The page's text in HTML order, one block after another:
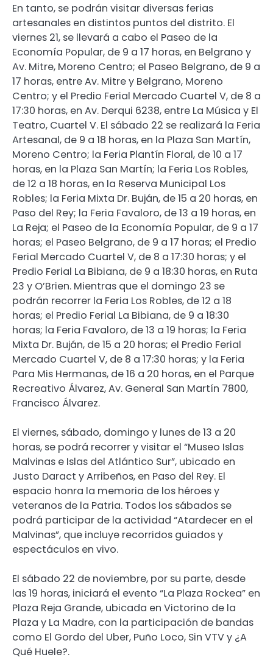
En tanto, se podrán visitar diversas ferias
artesanales en distintos puntos del distrito. El
viernes 21, se llevará a cabo el Paseo de la
Economía Popular, de 9 a 17 horas, en Belgrano y
Av. Mitre, Moreno Centro; el Paseo Belgrano, de 9 a
17 horas, entre Av. Mitre y Belgrano, Moreno
Centro; y el Predio Ferial Mercado Cuartel V, de 8 a
17:30 horas, en Av. Derqui 6238, entre La Música y El
Teatro, Cuartel V. El sábado 22 se realizará la Feria
Artesanal, de 9 a 18 horas, en la Plaza San Martín,
Moreno Centro; la Feria Plantín Floral, de 10 a 17
horas, en la Plaza San Martín; la Feria Los Robles,
de 12 a 18 horas, en la Reserva Municipal Los
Robles; la Feria Mixta Dr. Buján, de 15 a 20 horas, en
Paso del Rey; la Feria Favaloro, de 13 a 19 horas, en
La Reja; el Paseo de la Economía Popular, de 9 a 17
horas; el Paseo Belgrano, de 9 a 17 horas; el Predio
Ferial Mercado Cuartel V, de 8 a 17:30 horas; y el
Predio Ferial La Bibiana, de 9 a 18:30 horas, en Ruta
23 y O’Brien. Mientras que el domingo 23 se
podrán recorrer la Feria Los Robles, de 12 a 18
horas; el Predio Ferial La Bibiana, de 9 a 18:30
horas; la Feria Favaloro, de 13 a 19 horas; la Feria
Mixta Dr. Buján, de 15 a 20 horas; el Predio Ferial
Mercado Cuartel V, de 8 a 17:30 horas; y la Feria
Para Mis Hermanas, de 16 a 20 horas, en el Parque
Recreativo Álvarez, Av. General San Martín 7800,
Francisco Álvarez.
El viernes, sábado, domingo y lunes de 13 a 20
horas, se podrá recorrer y visitar el “Museo Islas
Malvinas e Islas del Atlántico Sur”, ubicado en
Justo Daract y Arribeños, en Paso del Rey. El
espacio honra la memoria de los héroes y
veteranos de la Patria. Todos los sábados se
podrá participar de la actividad “Atardecer en el
Malvinas”, que incluye recorridos guiados y
espectáculos en vivo.
El sábado 22 de noviembre, por su parte, desde
las 19 horas, iniciará el evento “La Plaza Rockea” en
Plaza Reja Grande, ubicada en Victorino de la
Plaza y La Madre, con la participación de bandas
como El Gordo del Uber, Puño Loco, Sin VTV y ¿A
Qué Huele?.